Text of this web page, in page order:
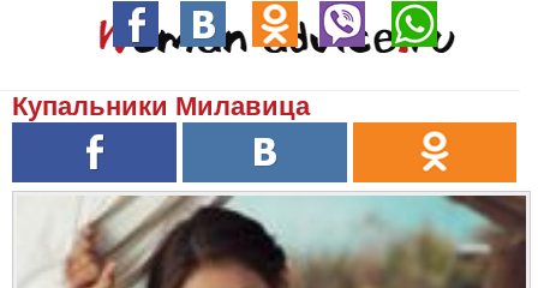
Купальники Милавица